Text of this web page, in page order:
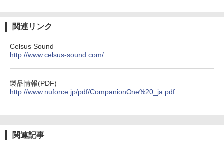
関連リンク
Celsus Sound
http://www.celsus-sound.com/
製品情報(PDF)
http://www.nuforce.jp/pdf/CompanionOne%20_ja.pdf
関連記事